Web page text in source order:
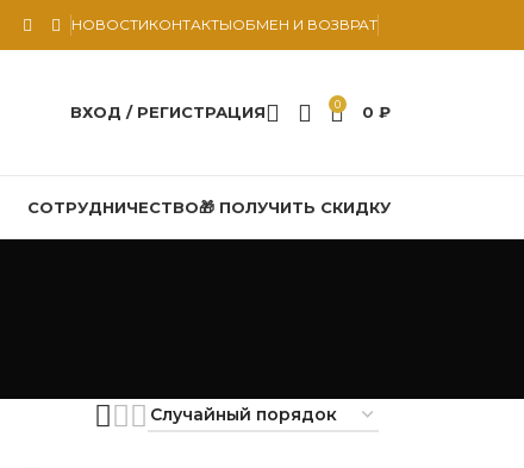
НОВОСТИКОНТАКТЫОБМЕН И ВОЗВРАТ
ВХОД / РЕГИСТРАЦИЯ 0 0 ₽
СОТРУДНИЧЕСТВО🎁 ПОЛУЧИТЬ СКИДКУ